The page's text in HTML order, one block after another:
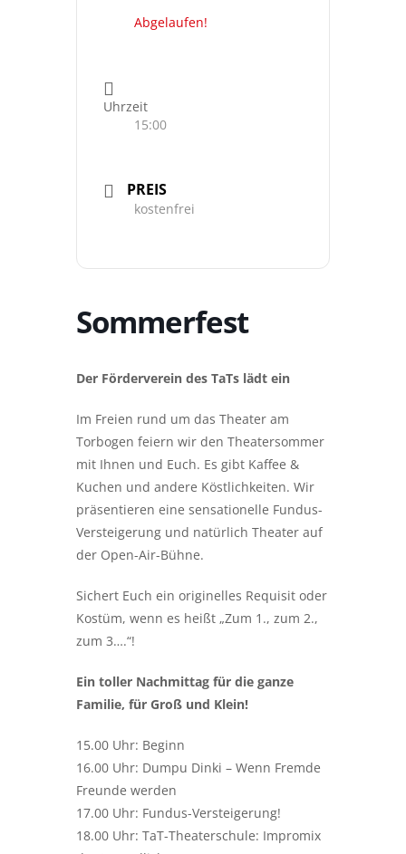
Abgelaufen!
Uhrzeit
15:00
PREIS
kostenfrei
Sommerfest
Der Förderverein des TaTs lädt ein
Im Freien rund um das Theater am
Torbogen feiern wir den Theatersommer
mit Ihnen und Euch. Es gibt Kaffee &
Kuchen und andere Köstlichkeiten. Wir
präsentieren eine sensationelle Fundus-
Versteigerung und natürlich Theater auf
der Open-Air-Bühne.
Sichert Euch ein originelles Requisit oder
Kostüm, wenn es heißt „Zum 1., zum 2.,
zum 3….“!
Ein toller Nachmittag für die ganze
Familie, für Groß und Klein!
15.00 Uhr: Beginn
16.00 Uhr: Dumpu Dinki – Wenn Fremde
Freunde werden
17.00 Uhr: Fundus-Versteigerung!
18.00 Uhr: TaT-Theaterschule: Impromix